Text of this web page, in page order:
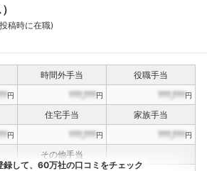
稿時に在職)
時間外手当
役職手当
円 ???,???円 ???,???円
住宅手当
家族手当
円 ???,???円 ???,???円
その他手当
録して、60万社の口コミをチェック